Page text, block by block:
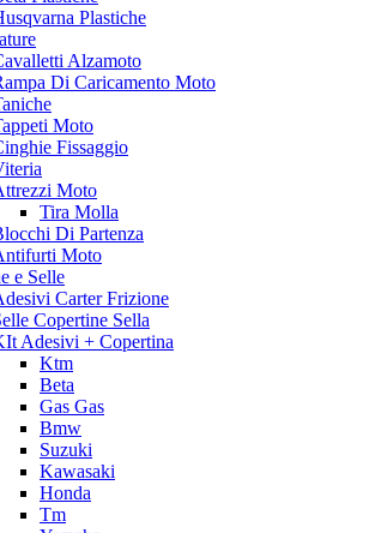
Plastiche
Alzamoto
Di Caricamento Moto
Moto
Fissaggio
Moto
Tira Molla
Di Partenza
Moto
e Selle
Carter Frizione
Copertine Sella
Adesivi + Copertina
Ktm
Beta
Gas Gas
Bmw
Suzuki
Kawasaki
Honda
Tm